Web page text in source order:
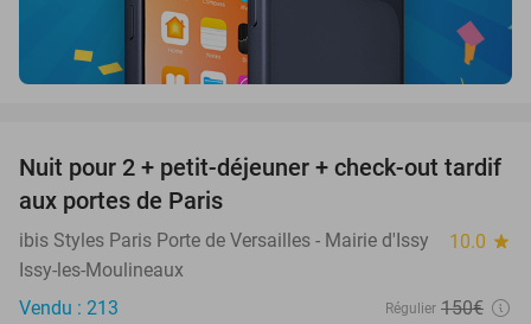
43%
Nuit pour 2 + petit-déjeuner + check-out tardif
aux portes de Paris
ibis Styles Paris Porte de Versailles - Mairie d'Issy 10.0 star
Issy-les-Moulineaux
Vendu : 213
Régulier 150€